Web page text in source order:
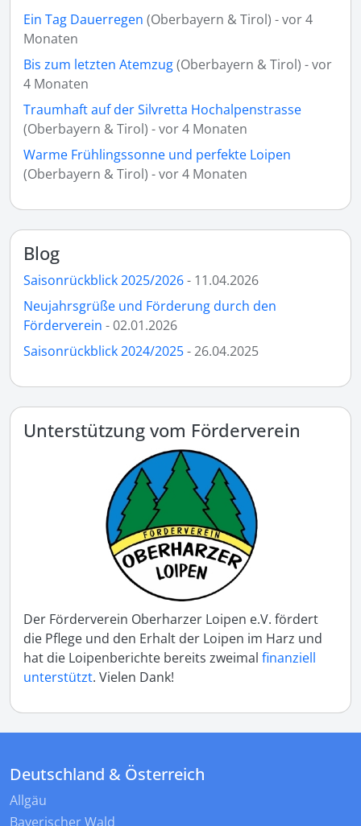
Ein Tag Dauerregen (Oberbayern & Tirol) - vor 4
Monaten
Bis zum letzten Atemzug(Oberbayern & Tirol) - vor
4 Monaten
Traumhaft auf der Silvretta Hochalpenstrasse
(Oberbayern & Tirol) - vor 4 Monaten
Warme Frühlingssonne und perfekte Loipen
(Oberbayern & Tirol) - vor 4 Monaten
Blog
Saisonrückblick 2025/2026- 11.04.2026
Neujahrsgrüße und Förderung durch den
Förderverein - 02.01.2026
Saisonrückblick 2024/2025- 26.04.2025
Unterstützung vom Förderverein
Der Förderverein Oberharzer Loipen e.V. fördert
die Pflege und den Erhalt der Loipen im Harz und
hat die Loipenberichte bereits zweimal finanziell
unterstützt. Vielen Dank!
Deutschland & Österreich
Allgäu
Bayerischer Wald